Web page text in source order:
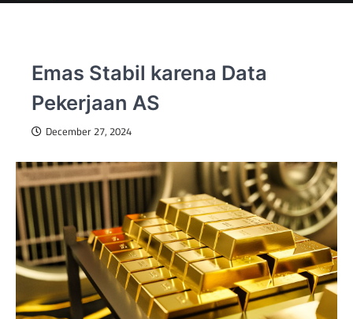
Emas Stabil karena Data
Pekerjaan AS
December 27, 2024